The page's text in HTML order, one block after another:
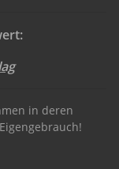
in deren